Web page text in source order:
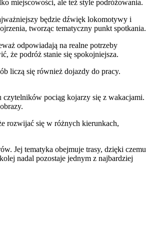
miejscowości, ale też style podróżowania.
będzie dźwięk lokomotywy i
tworząc tematyczny punkt spotkania.
odpowiadają na realne potrzeby
że podróż stanie się spokojniejsza.
liczą się również dojazdy do pracy.
pociąg kojarzy się z wakacjami.
rozwijać się w różnych kierunkach,
Jej tematyka obejmuje trasy, dzięki czemu
nadal pozostaje jednym z najbardziej